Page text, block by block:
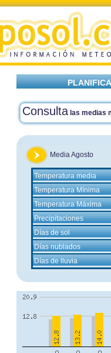
Consulta las medias
Media Agosto
Temperatura media
Temperatura Mínima
Temperatura Máxima
Precipitaciones
Días de sol
Días nublados
Días de lluvia